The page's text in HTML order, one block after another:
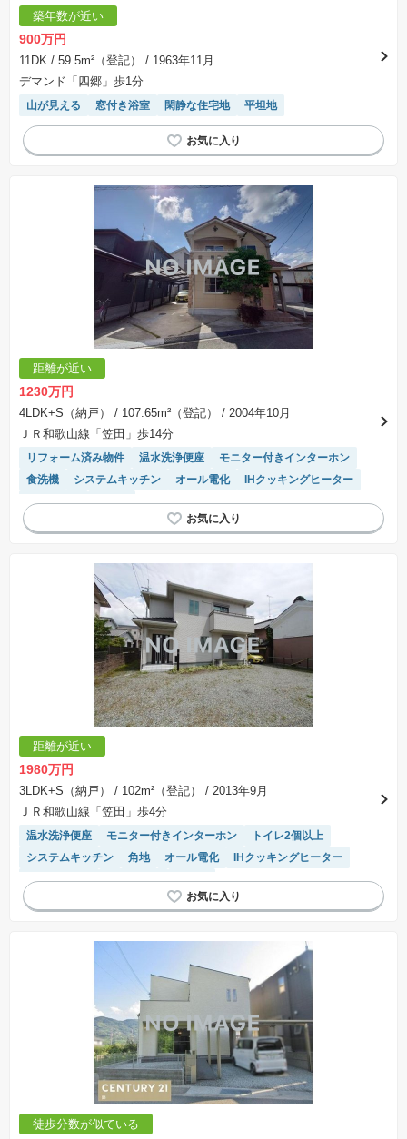
築年数が近い
900万円
11DK / 59.5m²（登記）
/ 1963年11月
デマンド「四郷」歩1分
山が見える 窓付き浴室 閑静な住宅地 平坦地
距離が近い
1230万円
4LDK+S（納戸） / 107.65m²（登記）
/ 2004年10月
ＪＲ和歌山線「笠田」歩14分
リフォーム済み物件 温水洗浄便座
モニター付きインターホン
食洗機
システムキッチン オール電化
IHクッキングヒーター
陽当り良好
平坦地
距離が近い
1980万円
3LDK+S（納戸） / 102m²（登記）
/ 2013年9月
ＪＲ和歌山線「笠田」歩4分
温水洗浄便座 モニター付きインターホン
トイレ2個以上
システムキッチン
角地 オール電化
IHクッキングヒーター
閑静な住宅地
陽当り良好 平坦地
徒歩分数が似ている